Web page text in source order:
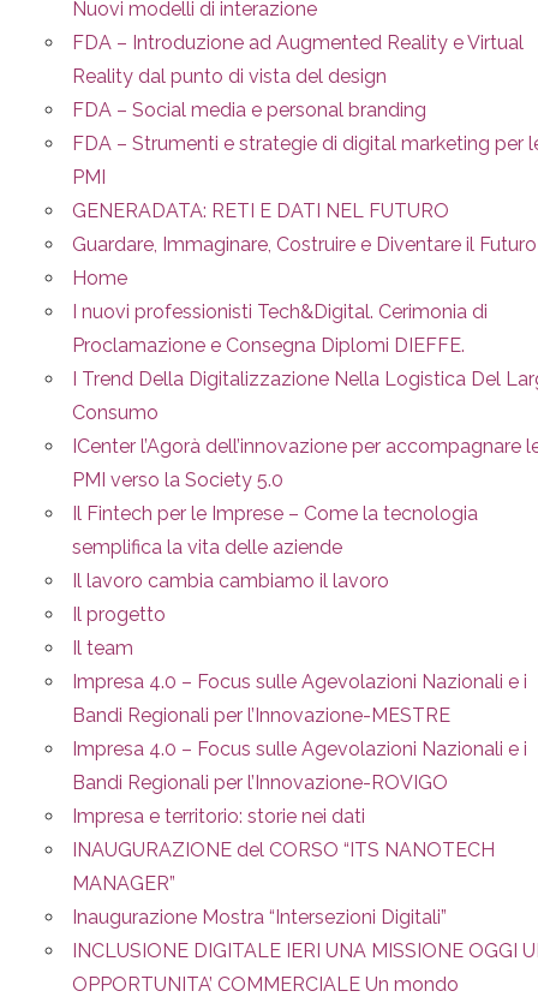
Nuovi modelli di interazione
FDA – Introduzione ad Augmented Reality e Virtual
Reality dal punto di vista del design
FDA – Social media e personal branding
FDA – Strumenti e strategie di digital marketing per
PMI
GENERADATA: RETI E DATI NEL FUTURO
Guardare, Immaginare, Costruire e Diventare il Futuro
Home
I nuovi professionisti Tech&Digital. Cerimonia di
Proclamazione e Consegna Diplomi DIEFFE.
I Trend Della Digitalizzazione Nella Logistica Del
Consumo
ICenter l’Agorà dell’innovazione per accompagnare
PMI verso la Society 5.0
Il Fintech per le Imprese – Come la tecnologia
semplifica la vita delle aziende
Il lavoro cambia cambiamo il lavoro
Il progetto
Il team
Impresa 4.0 – Focus sulle Agevolazioni Nazionali e i
Bandi Regionali per l’Innovazione-MESTRE
Impresa 4.0 – Focus sulle Agevolazioni Nazionali e i
Bandi Regionali per l’Innovazione-ROVIGO
Impresa e territorio: storie nei dati
INAUGURAZIONE del CORSO “ITS NANOTECH
MANAGER”
Inaugurazione Mostra “Intersezioni Digitali”
INCLUSIONE DIGITALE IERI UNA MISSIONE OGGI
OPPORTUNITA’ COMMERCIALE Un mondo